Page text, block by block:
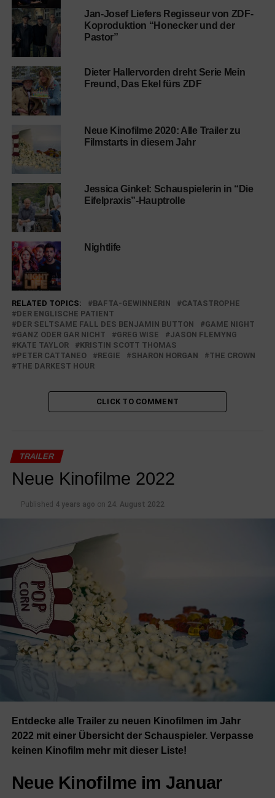
Jan-Josef Liefers Regisseur von ZDF-
Koproduktion “Honecker und der
Pastor”
Dieter Hallervorden dreht Serie Mein
Freund, Das Ekel fürs ZDF
Neue Kinofilme 2020: Alle Trailer zu
Filmstarts in diesem Jahr
Jessica Ginkel: Schauspielerin in “Die
Eifelpraxis”-Hauptrolle
Nightlife
RELATED TOPICS: BAFTA-GEWINNERIN
CATASTROPHE
DER ENGLISCHE PATIENT
DER SELTSAME FALL DES BENJAMIN BUTTON
GAME NIGHT
GANZ ODER GAR NICHT
GREG WISE
JASON FLEMYNG
KATE TAYLOR
KRISTIN SCOTT THOMAS
PETER CATTANEO
REGIE SHARON HORGAN
THE CROWN
THE DARKEST HOUR
CLICK TO COMMENT
TRAILER
Neue Kinofilme 2022
Published 4 years ago on 24. August 2022
Entdecke alle Trailer zu neuen Kinofilmen im Jahr
2022 mit einer Übersicht der Schauspieler. Verpasse
keinen Kinofilm mehr mit dieser Liste!
Neue Kinofilme im Januar